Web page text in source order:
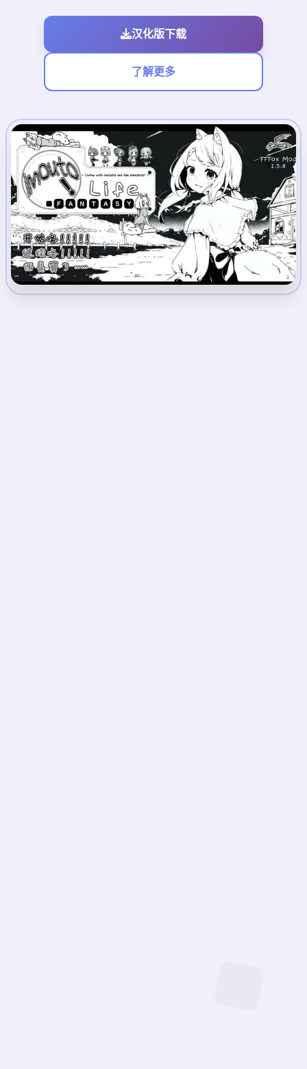
汉化版下载
了解更多